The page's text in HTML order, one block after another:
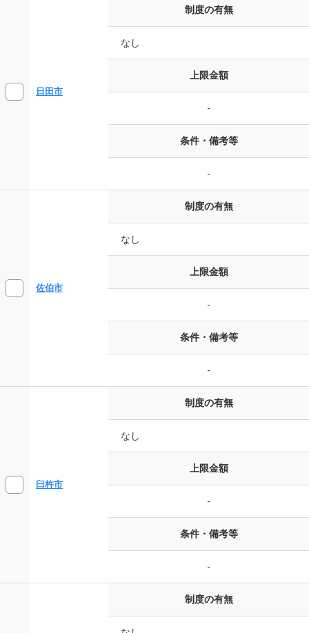
日田市
制度の有無
なし
上限金額
-
条件・備考等
-
佐伯市
制度の有無
なし
上限金額
-
条件・備考等
-
臼杵市
制度の有無
なし
上限金額
-
条件・備考等
-
制度の有無